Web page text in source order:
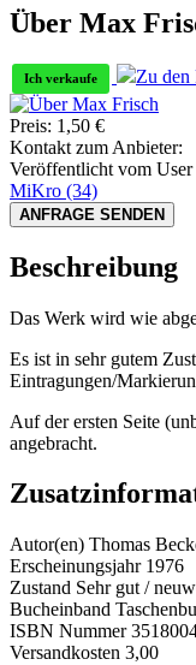
Über Max
Ich verkaufe Zu den
Preis: 1,50 €
Kontakt zum Anbieter:
Veröffentlicht vom User
MiKro (34)
ANFRAGE SENDEN
Beschreibung
Das Werk wird wie
Es ist in sehr gutem
Eintragungen/
Auf der ersten Seite
angebracht.
Autor(en) Thomas
Erscheinungsjahr 1976
Zustand Sehr gut /
Bucheinband
ISBN Nummer
Versandkosten 3,00